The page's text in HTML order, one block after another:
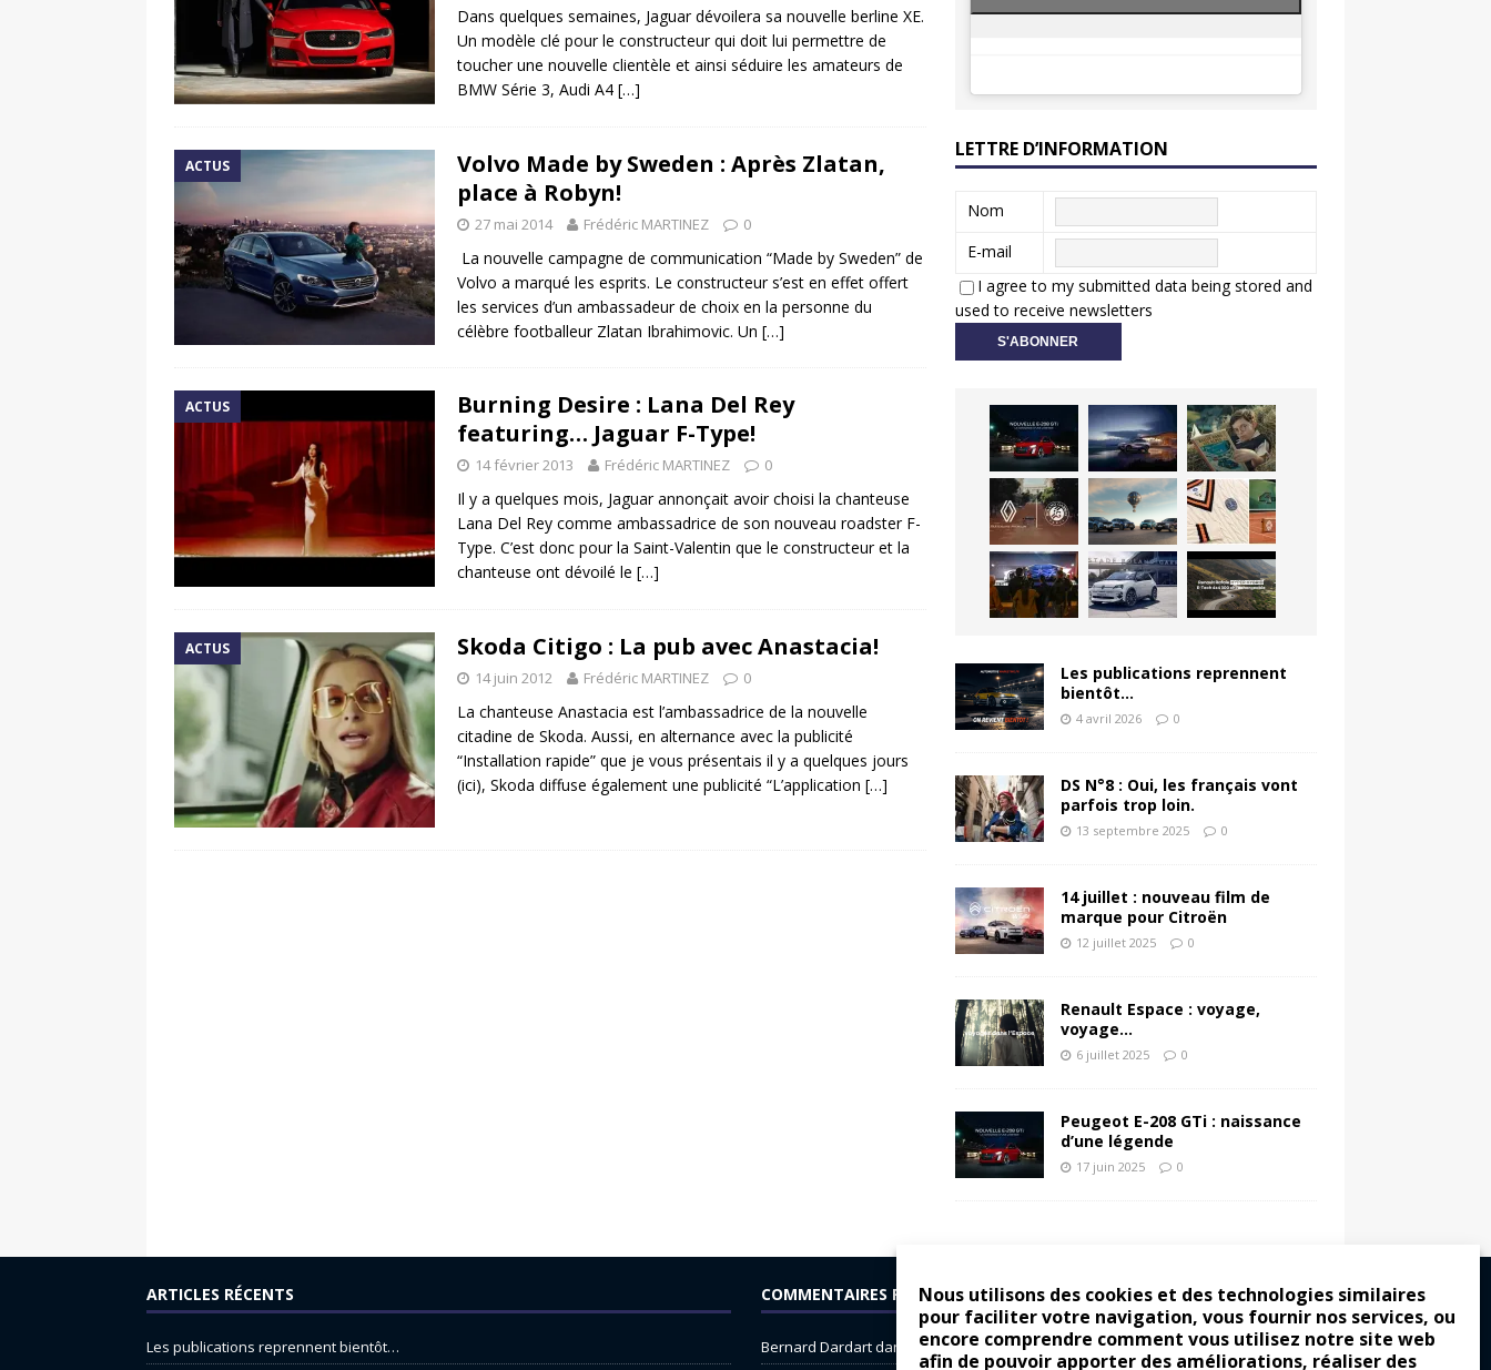
Nous utilisons des cookies et des technologies similaires
pour faciliter votre navigation, vous fournir nos services, ou
encore comprendre comment vous utilisez notre site web
afin de pouvoir apporter des améliorations, réaliser des
Dans quelques semaines, Jaguar dévoilera sa nouvelle berline XE.
Un modèle clé pour le constructeur qui doit lui permettre de
toucher une nouvelle clientèle et ainsi séduire les amateurs de
BMW Série 3, Audi A4 […]
ACTUS
Volvo Made by Sweden : Après Zlatan,
place à Robyn!
27 mai 2014 Frédéric MARTINEZ 0
La nouvelle campagne de communication “Made by Sweden” de
Volvo a marqué les esprits. Le constructeur s’est en effet offert
les services d’un ambassadeur de choix en la personne du
célèbre footballeur Zlatan Ibrahimovic. Un […]
ACTUS
Burning Desire : Lana Del Rey
featuring… Jaguar F-Type!
14 février 2013 Frédéric MARTINEZ 0
Il y a quelques mois, Jaguar annonçait avoir choisi la chanteuse
Lana Del Rey comme ambassadrice de son nouveau roadster F-
Type. C’est donc pour la Saint-Valentin que le constructeur et la
chanteuse ont dévoilé le […]
ACTUS Skoda Citigo : La pub avec Anastacia!
14 juin 2012 Frédéric MARTINEZ 0
La chanteuse Anastacia est l’ambassadrice de la nouvelle
citadine de Skoda. Aussi, en alternance avec la publicité
“Installation rapide” que je vous présentais il y a quelques jours
(ici), Skoda diffuse également une publicité “L’application […]
LETTRE D’INFORMATION
Nom
E-mail
I agree to my submitted data being stored and
used to receive newsletters
Les publications reprennent
bientôt…
4 avril 2026 0
DS N°8 : Oui, les français vont
parfois trop loin.
13 septembre 2025 0
14 juillet : nouveau film de
marque pour Citroën
12 juillet 2025 0
Renault Espace : voyage,
voyage…
6 juillet 2025 0
Peugeot E-208 GTi : naissance
d’une légende
17 juin 2025 0
ARTICLES RÉCENTS
Les publications reprennent bientôt…
COMMENTAIRES RÉCENTS
Bernard Dardartdans Dacia Sandero : pour les gens vrais